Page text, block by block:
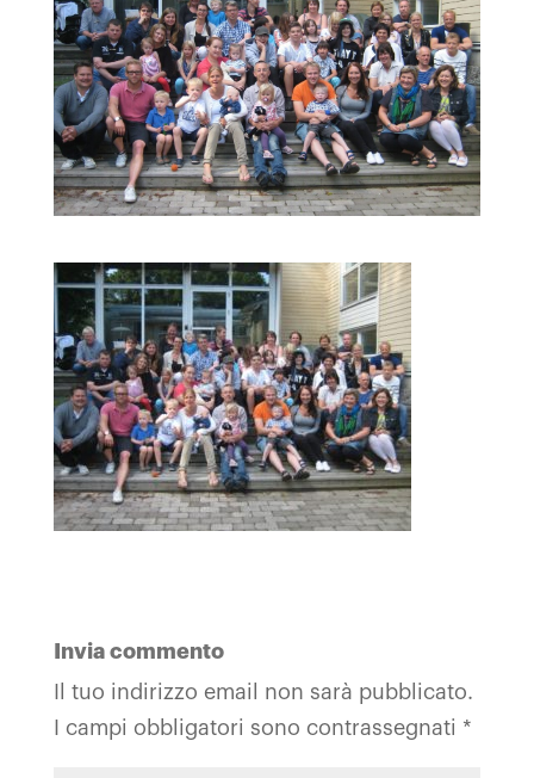
Invia commento
Il tuo indirizzo email non sarà pubblicato.
I campi obbligatori sono contrassegnati *